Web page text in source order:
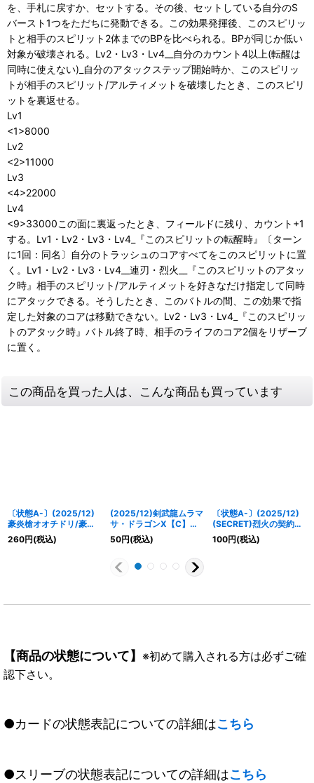
を、手札に戻すか、セットする。その後、セットしている自分のS
バースト1つをただちに発動できる。この効果発揮後、このスピリッ
トと相手のスピリット2体までのBPを比べられる。BPが同じか低い
対象が破壊される。Lv2・Lv3・Lv4__自分のカウント4以上(転醒は
同時に使えない)_自分のアタックステップ開始時か、このスピリッ
トが相手のスピリット/アルティメットを破壊したとき、このスピリ
ットを裏返せる。
Lv1
<1>8000
Lv2
<2>11000
Lv3
<4>22000
Lv4
<9>33000この面に裏返ったとき、フィールドに残り、カウント+1
する。Lv1・Lv2・Lv3・Lv4_『このスピリットの転醒時』〔ターン
に1回：同名〕自分のトラッシュのコアすべてをこのスピリットに置
く。Lv1・Lv2・Lv3・Lv4__連刃・烈火__『このスピリットのアタッ
ク時』相手のスピリット/アルティメットを好きなだけ指定して同時
にアタックできる。そうしたとき、このバトルの間、この効果で指
定した対象のコアは移動できない。Lv2・Lv3・Lv4_『このスピリッ
トのアタック時』バトル終了時、相手のライフのコア2個をリザーブ
に置く。
この商品を買った人は、こんな商品も買っています
〔状態A-〕(2025/12)
豪炎槍オオチドリ/豪炎
武者センヨク【転醒R】
{BS73-061a/BS73-
260円(税込)
(2025/12)剣武龍ムラマ
サ・ドラゴンX【C】
{BS73-011}《赤》
50円(税込)
〔状態A-〕(2025/12)
(SECRET)烈火の契約神
烈火幸村(背景シンボル)
【CP-SEC】{BS73-
100円(税込)
【商品の状態について】 ※初めて購入される方は必ずご確
認下さい。
●カードの状態表記についての詳細はこちら
●スリーブの状態表記についての詳細はこちら